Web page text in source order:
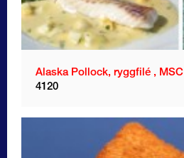
Alaska Pollock, ryggfilé , MSC
4120